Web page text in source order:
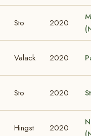
Sto 2020
Valack 2020
Sto 2020
Hingst 2020